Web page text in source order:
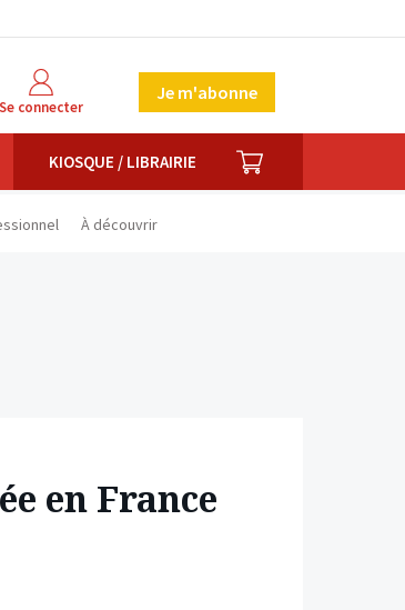
Se connecter
Je m'abonne
KIOSQUE / LIBRAIRIE PANIER
À découvrir
en France